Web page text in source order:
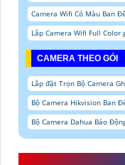
Camera Wifi Có Màu Ban
Lắp Camera Wifi Full Color
CAMERA THEO GÓI
Lắp đặt Trọn Bộ Camera
Bộ Camera Hikvision Ban
Bộ Camera Dahua Báo